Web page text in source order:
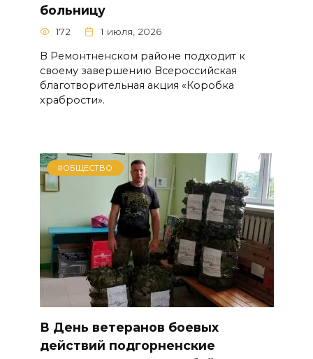
больницу
172 1 июля, 2026
В Ремонтненском районе подходит к
своему завершению Всероссийская
благотворительная акция «Коробка
храбрости».
#ОБЩЕСТВО
В День ветеранов боевых
действий подгорненские